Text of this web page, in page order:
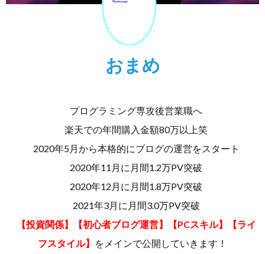
おまめ
プログラミング専攻後営業職へ
楽天での年間購入金額80万以上笑
2020年5月から本格的にブログの運営をスタート
2020年11月に月間1.2万PV突破
2020年12月に月間1.8万PV突破
2021年3月に月間3.0万PV突破
【投資関係】【初心者ブログ運営】【PCスキル】【ライ
フスタイル】
をメインで公開していきます！